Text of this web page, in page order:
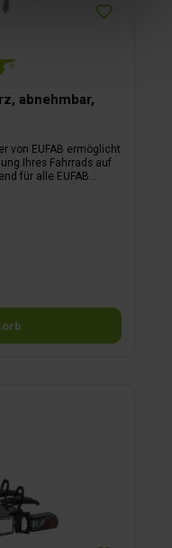
abnehmbar,
von EUFAB ermöglicht
Ihres Fahrrads auf
für alle EUFAB
flexiblen Gurtsystems